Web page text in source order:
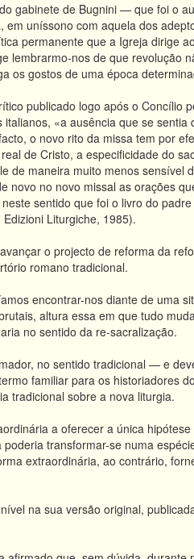
gabinete de Bugnini — que foi o
uníssono com aquela dos
permanente que a Igreja dirige
lembrarmo-nos de que revolução
os gostos de uma época
publicado logo após o Concílio
«a ausência que se sentia
o novo rito da missa tem por
de Cristo, a especificidade do
de maneira muito menos sensível
novo no novo missal as orações
sentido que foi o livro do
Liturgiche, 1985).
o projecto de reforma da
romano tradicional.
encontrar-nos diante de uma
altura essa em que tudo
no sentido da re-sacralização.
no sentido tradicional — e
familiar para os historiadores
tradicional sobre a nova liturgia.
a oferecer a única
transformar-se numa
extraordinária, ao contrário,
na sua versão original,